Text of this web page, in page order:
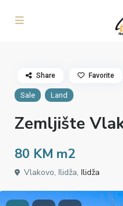
Sale Land
Zemljište
80 KM m2
Vlakovo, Ilidža,Ilidža
Share Favorite